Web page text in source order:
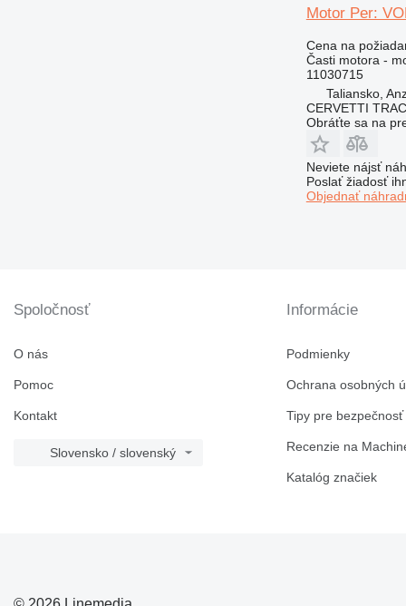
Motor Per:
Cena na
Časti motora -
11030715
Taliansko,
CERVETTI
Obráťte sa na
Neviete nájsť
Poslať žiadosť
Objednať
Spoločnosť
O nás
Pomoc
Kontakt
Slovensko / slovenský
Informácie
Podmienky
Ochrana osobných
Tipy pre bezpečnosť
Recenzie na
Katalóg značiek